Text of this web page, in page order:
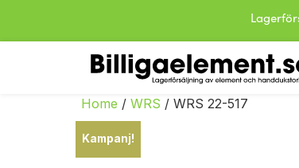
Home / WRS / WRS 22-517
Kampanj!